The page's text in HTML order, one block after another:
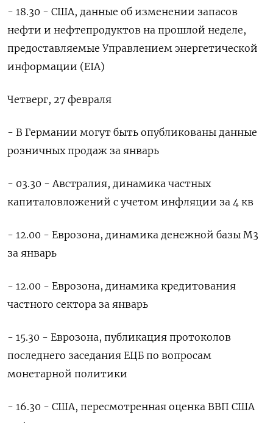
- 18.30 - США, данные об изменении запасов
нефти и нефтепродуктов на прошлой неделе,
предоставляемые Управлением энергетической
информации (EIA)
Четверг, 27 февраля
- В Германии могут быть опубликованы данные
розничных продаж за январь
- 03.30 - Австралия, динамика частных
капиталовложений с учетом инфляции за 4 кв
- 12.00 - Еврозона, динамика денежной базы М3
за январь
- 12.00 - Еврозона, динамика кредитования
частного сектора за январь
- 15.30 - Еврозона, публикация протоколов
последнего заседания ЕЦБ по вопросам
монетарной политики
- 16.30 - США, пересмотренная оценка ВВП США